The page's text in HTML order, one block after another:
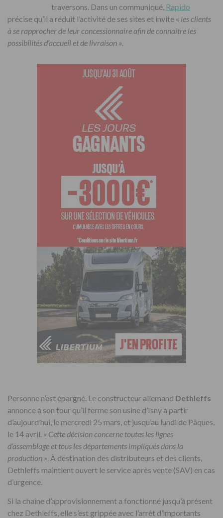
traversons. Dans un communiqué, Rapido
précise qu’il a réduit l’activité de ses sites et invite « les clients
à se rapprocher de leur concessionnaire afin de connaître les
possibilités d’accueil et de livraison ».
Personne n’est épargné. Le constructeur allemand Dethleffs
annonce à son tour qu’il ferme son usine d’Isny à partir
d’aujourd’hui, le mercredi 25 mars, et jusqu’au lundi de Pâques,
le 14 avril. « Cette décision concerne toutes les lignes
d’assemblage et tous les départements impliqués dans la
production ». À destination des distributeurs et des clients,
Dethleffs maintient ouvert le service après vente (SAV) en cas
d’urgence.
Si la chaîne d’approvisionnement a fonctionné jusqu’à présent
chez Dethleffs, elle s’est grippée avec l’arrêt d’importants